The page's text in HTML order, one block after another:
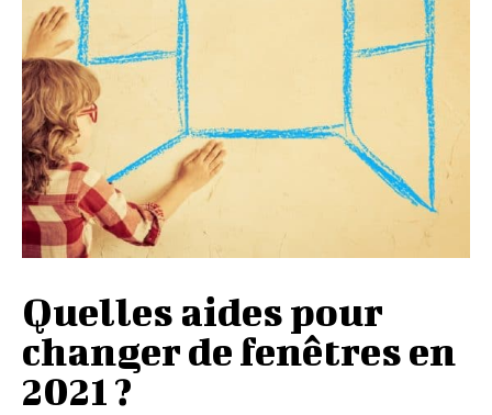
Quelles aides pour
changer de fenêtres en
2021 ?